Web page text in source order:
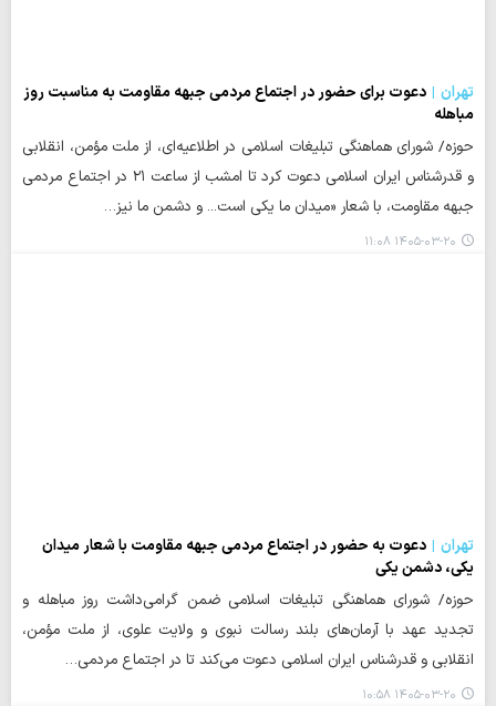
تهران
دعوت برای حضور در اجتماع مردمی جبهه مقاومت به مناسبت روز
مباهله
حوزه/ شورای هماهنگی تبلیغات اسلامی در اطلاعیه‌ای، از ملت مؤمن، انقلابی
و قدرشناس ایران اسلامی دعوت کرد تا امشب از ساعت ۲۱ در اجتماع مردمی
جبهه مقاومت، با شعار «میدان ما یکی است... و دشمن ما نیز…
۱۴۰۵-۰۳-۲۰ ۱۱:۰۸
تهران
دعوت به حضور در اجتماع مردمی جبهه مقاومت با شعار میدان
یکی، دشمن یکی
حوزه/ شورای هماهنگی تبلیغات اسلامی ضمن گرامی‌داشت روز مباهله و
تجدید عهد با آرمان‌های بلند رسالت نبوی و ولایت علوی، از ملت مؤمن،
انقلابی و قدرشناس ایران اسلامی دعوت می‌کند تا در اجتماع مردمی…
۱۴۰۵-۰۳-۲۰ ۱۰:۵۸